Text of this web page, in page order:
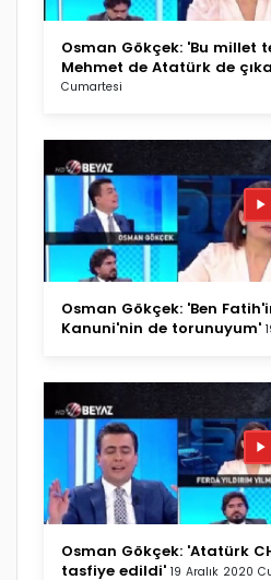
Osman Gökçek: 'Bu millet
Mehmet de Atatürk de
Cumartesi
Osman Gökçek: 'Ben
Kanuni'nin de torunuyum'
Osman Gökçek: 'Atatürk
tasfiye edildi' 19 Aralık 2020